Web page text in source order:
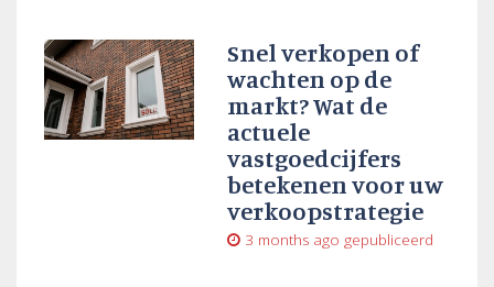
Snel verkopen of
wachten op de
markt? Wat de
actuele
vastgoedcijfers
betekenen voor uw
verkoopstrategie
3 months ago gepubliceerd